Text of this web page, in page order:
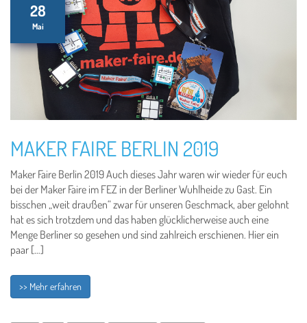
28
Mai
MAKER FAIRE BERLIN 2019
Maker Faire Berlin 2019 Auch dieses Jahr waren wir wieder für euch
bei der Maker Faire im FEZ in der Berliner Wuhlheide zu Gast. Ein
bisschen „weit draußen“ zwar für unseren Geschmack, aber gelohnt
hat es sich trotzdem und das haben glücklicherweise auch eine
Menge Berliner so gesehen und sind zahlreich erschienen. Hier ein
paar […]
>> Mehr erfahren